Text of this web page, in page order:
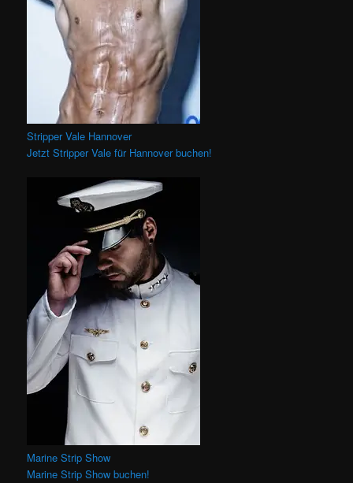
Stripper Vale Hannover
Jetzt Stripper Vale für Hannover buchen!
Marine Strip Show
Marine Strip Show buchen!